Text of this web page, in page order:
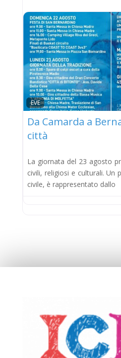
EVE
Da Camarda a
città
La giornata del 23 agosto
civili, religiosi e culturali. Un
civile, è rappresentato dallo